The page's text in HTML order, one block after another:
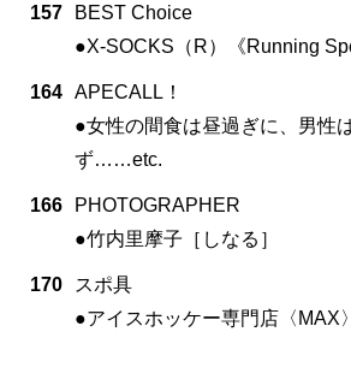
157
BEST Choice
●X-SOCKS（R）《Running
164 APECALL！
●女性の間食は昼過ぎに、男性
ず……etc.
166
PHOTOGRAPHER
●竹内里摩子［しなる］
170
スポ具
●アイスホッケー専門店〈MAX〉